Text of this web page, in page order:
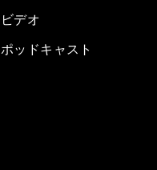
ビデオ
ポッドキャスト